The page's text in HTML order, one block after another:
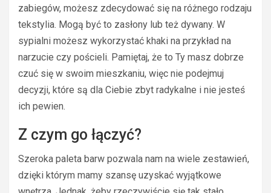
zabiegów, możesz zdecydować się na różnego rodzaju
tekstylia. Mogą być to zasłony lub też dywany. W
sypialni możesz wykorzystać khaki na przykład na
narzucie czy pościeli. Pamiętaj, że to Ty masz dobrze
czuć się w swoim mieszkaniu, więc nie podejmuj
decyzji, które są dla Ciebie zbyt radykalne i nie jesteś
ich pewien.
Z czym go łączyć?
Szeroka paleta barw pozwala nam na wiele zestawień,
dzięki którym mamy szansę uzyskać wyjątkowe